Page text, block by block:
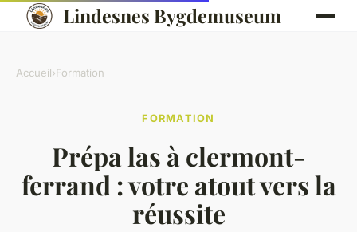
Lindesnes Bygdemuseum
Accueil›Formation
FORMATION
Prépa las à clermont-
ferrand : votre atout vers la
réussite